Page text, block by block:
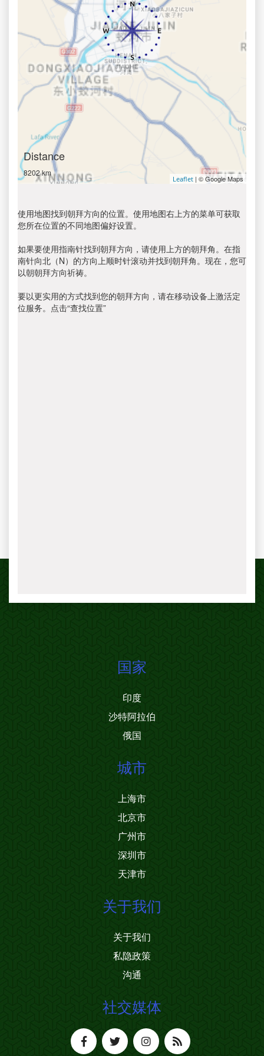
Distance
8202 km
Leaflet | © Google Maps
使用地图找到朝拜方向的位置。使用地图右上方的菜单可获取
您所在位置的不同地图偏好设置。
如果要使用指南针找到朝拜方向，请使用上方的朝拜角。在指
南针向北（N）的方向上顺时针滚动并找到朝拜角。现在，您可
以朝朝拜方向祈祷。
要以更实用的方式找到您的朝拜方向，请在移动设备上激活定
位服务。点击“查找位置”
国家
印度
沙特阿拉伯
俄国
城市
上海市
北京市
广州市
深圳市
天津市
关于我们
关于我们
私隐政策
沟通
社交媒体